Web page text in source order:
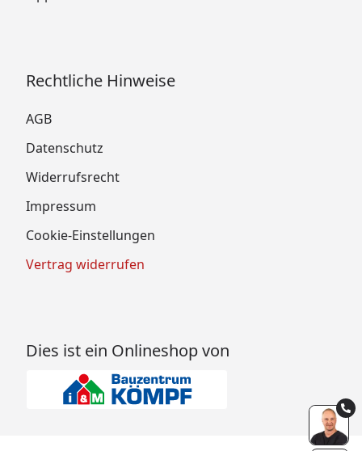
Rechtliche Hinweise
AGB
Datenschutz
Widerrufsrecht
Impressum
Cookie-Einstellungen
Vertrag widerrufen
Dies ist ein Onlineshop von